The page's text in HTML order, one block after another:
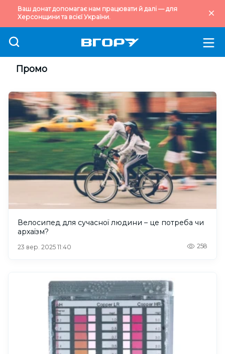
Ваш донат допомагає нам працювати й далі — для
Херсонщини та всієї України.
Промо
Велосипед для сучасної людини – це потреба чи
архаїзм?
23 вер. 2025 11:40 258